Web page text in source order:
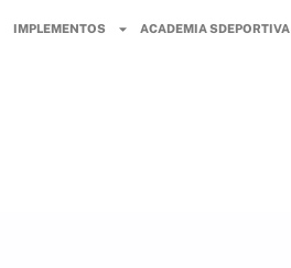
IMPLEMENTOS ACADEMIA SDEPORTIVA